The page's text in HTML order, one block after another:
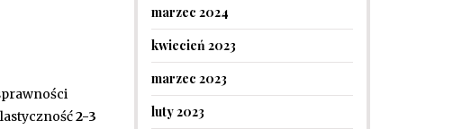
2-3
marzec 2024
kwiecień 2023
marzec 2023
luty 2023